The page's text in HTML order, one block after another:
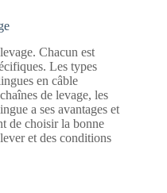
Chacun est
Les types
en câble
de levage, les
a ses avantages et
de choisir la bonne
et des conditions